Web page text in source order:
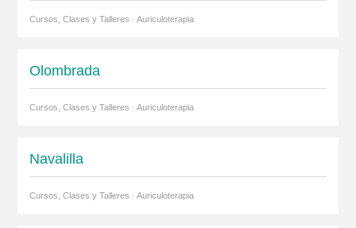
Cursos, Clases y Talleres · Auriculoterapia
Olombrada
Cursos, Clases y Talleres · Auriculoterapia
Navalilla
Cursos, Clases y Talleres · Auriculoterapia